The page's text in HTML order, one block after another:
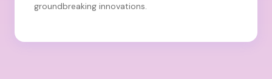
groundbreaking innovations.